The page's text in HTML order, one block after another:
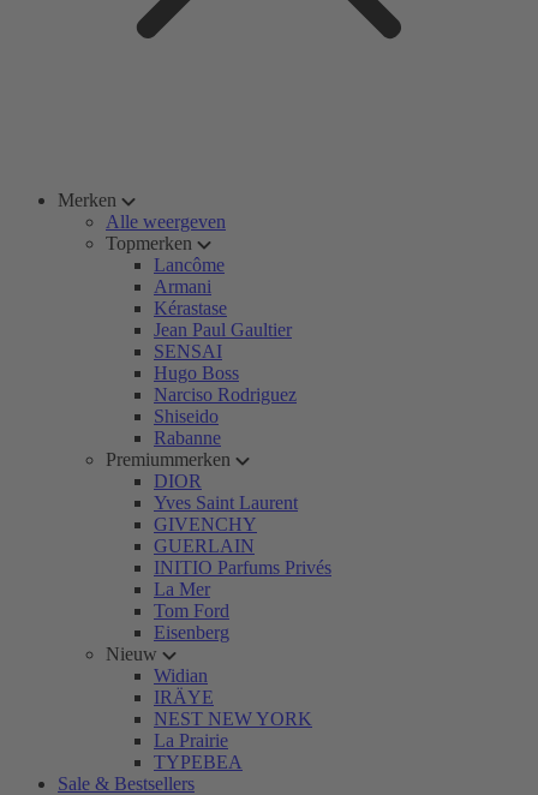
Merken
Alle weergeven
Topmerken
Lancôme
Armani
Kérastase
Jean Paul Gaultier
SENSAI
Hugo Boss
Narciso Rodriguez
Shiseido
Rabanne
Premiummerken
DIOR
Yves Saint Laurent
GIVENCHY
GUERLAIN
INITIO Parfums Privés
La Mer
Tom Ford
Eisenberg
Nieuw
Widian
IRÄYE
NEST NEW YORK
La Prairie
TYPEBEA
Sale & Bestsellers